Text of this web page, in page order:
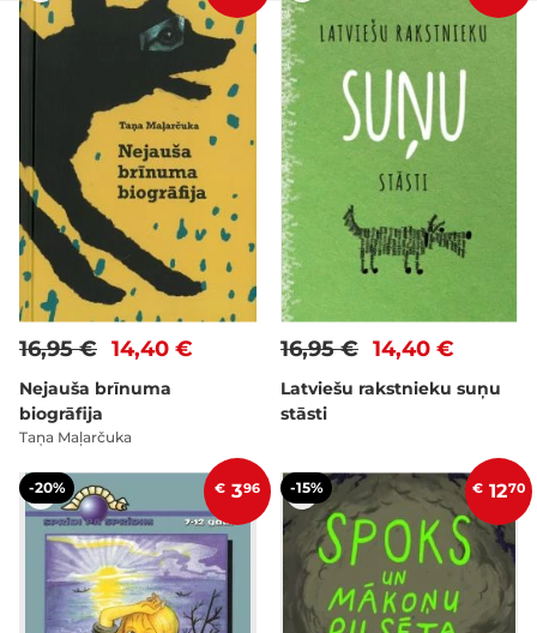
14,40 €
16,95 €
Nejauša brīnuma
biogrāfija
Taņa Maļarčuka
14,40 €
16,95 €
Latviešu rakstnieku suņu
stāsti
-20% € 396 -15% € 1270